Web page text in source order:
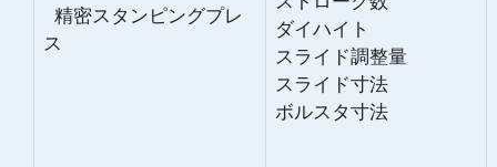
精密スタンピングプレ
ス
ダイハイト
スライド調整量
スライド寸法
ボルスタ寸法